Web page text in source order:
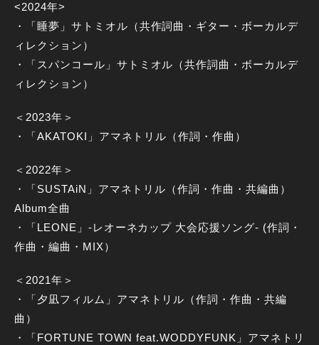
<2024年>
・「睡夢」サトミオル（共作詞曲・ギター・ボーカルデ
ィレクション）
・「スパンコール」サトミオル（共作詞曲・ボーカルデ
ィレクション）
＜2023年＞
・「AKATOKI」アマネトリル（作詞・作曲）
＜2022年＞
・「SUSTAiN」アマネトリル（作詞・作曲・共編曲）
Album全曲
・「LEONE」-レオーネカップ 大会応援ソング- (作詞・
作曲・編曲・MIX）
＜2021年＞
・「夕凪フィルム」アマネトリル（作詞・作曲・共編
曲）
・「FORTUNE TOWN feat.WODDYFUNK」アマネトリ